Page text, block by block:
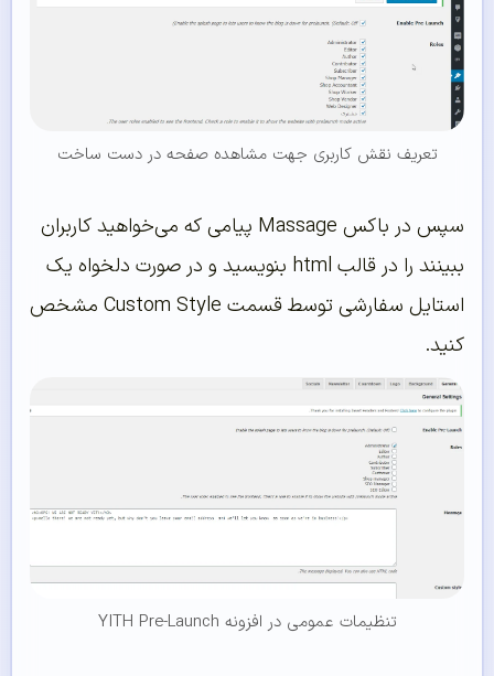
تعریف نقش کاربری جهت مشاهده صفحه در دست ساخت
سپس در باکس Massage پیامی که می‌خواهید کاربران
ببینند را در قالب html بنویسید و در صورت دلخواه یک
استایل سفارشی توسط قسمت Custom Style مشخص
کنید.
تنظیمات عمومی در افزونه YITH Pre-Launch